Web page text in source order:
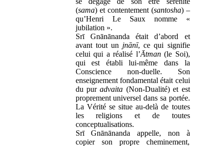
(sama) et contentement (santosha) –
qu’Henri Le Saux nomme «
jubilation ».
Srī Gnānānanda était d’abord et
avant tout un jnānī, ce qui signifie
celui qui a réalisé l’Ātman(le Soi),
qui est établi lui-même dans la
Conscience non-duelle. Son
enseignement fondamental était celui
du puradvaita (Non-Dualité) et est
proprement universel dans sa portée.
La Vérité se situe au-delà de toutes
les religions et de toutes
conceptualisations.
Srī Gnānānanda appelle, non à
copier son propre cheminement,